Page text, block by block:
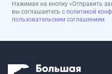
Нажимая на кнопку «Отправить
вы соглашаетесь с политикой
пользовательским соглашением